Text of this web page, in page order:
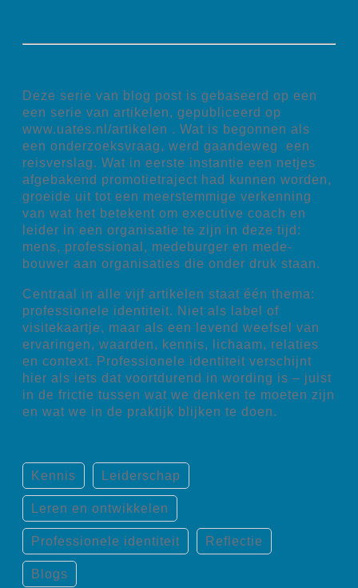
Deze serie van blog post is gebaseerd op een
een serie van artikelen, gepubliceerd op
www.uates.nl/artikelen . Wat is begonnen als
een onderzoeksvraag, werd gaandeweg een
reisverslag. Wat in eerste instantie een netjes
afgebakend promotietraject had kunnen worden,
groeide uit tot een meerstemmige verkenning
van wat het betekent om executive coach en
leider in een organisatie te zijn in deze tijd:
mens, professional, medeburger en mede-
bouwer aan organisaties die onder druk staan.
Centraal in alle vijf artikelen staat één thema:
professionele identiteit. Niet als label of
visitekaartje, maar als een levend weefsel van
ervaringen, waarden, kennis, lichaam, relaties
en context. Professionele identiteit verschijnt
hier als iets dat voortdurend in wording is – juist
in de frictie tussen wat we denken te moeten zijn
en wat we in de praktijk blijken te doen.
Kennis Leiderschap
Leren en ontwikkelen
Professionele identiteit Reflectie
Blogs